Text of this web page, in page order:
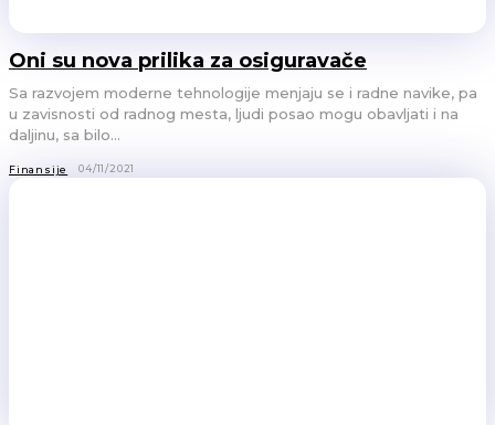
Oni su nova prilika za osiguravače
Sa razvojem moderne tehnologije menjaju se i radne navike, pa
u zavisnosti od radnog mesta, ljudi posao mogu obavljati i na
daljinu, sa bilo...
Finansije 04/11/2021